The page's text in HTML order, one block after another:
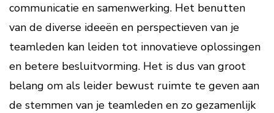
communicatie en samenwerking. Het benutten
van de diverse ideeën en perspectieven van je
teamleden kan leiden tot innovatieve oplossingen
en betere besluitvorming. Het is dus van groot
belang om als leider bewust ruimte te geven aan
de stemmen van je teamleden en zo gezamenlijk